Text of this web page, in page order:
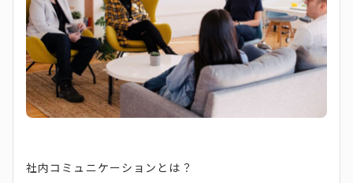
社内コミュニケーションとは？